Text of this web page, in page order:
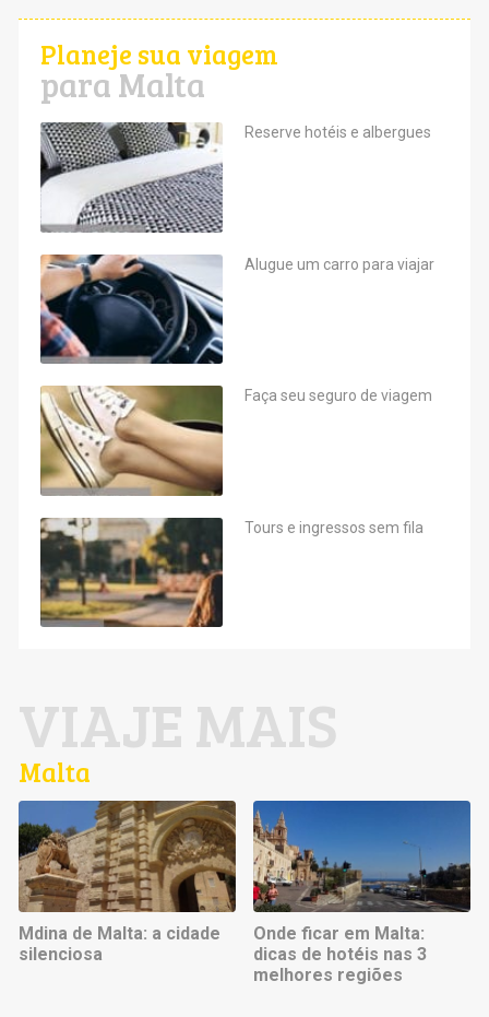
Planeje sua viagem
para Malta
Reserve hotéis e albergues
Alugue um carro para viajar
Faça seu seguro de viagem
Tours e ingressos sem fila
VIAJE MAIS
Malta
Mdina de Malta: a cidade
silenciosa
Onde ficar em Malta:
dicas de hotéis nas 3
melhores regiões